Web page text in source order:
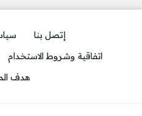
إتصل بنا
اتفاقية وشروط الاستخدام
هدف